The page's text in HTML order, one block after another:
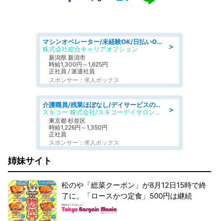
＞
マシンオペレーター/未経験OK/日払いOK/寮費無料/交替制/20・30・40代活躍中
株式会社綜合キャリアオプション
新潟県 新潟市
時給1,300円～1,625円
正社員 / 派遣社員
スポンサー：求人ボックス
＞
介護職員/残業ほぼなし/デイサービスの介護士/日勤のみ
スギコー 株式会社/スギコーデイサロン浜田山
東京都 杉並区
時給1,226円～1,350円
正社員
スポンサー：求人ボックス
姉妹サイト
松のや「総菜クーポン」が8月12日15時で終
了に。「ロースかつ定食」500円は継続